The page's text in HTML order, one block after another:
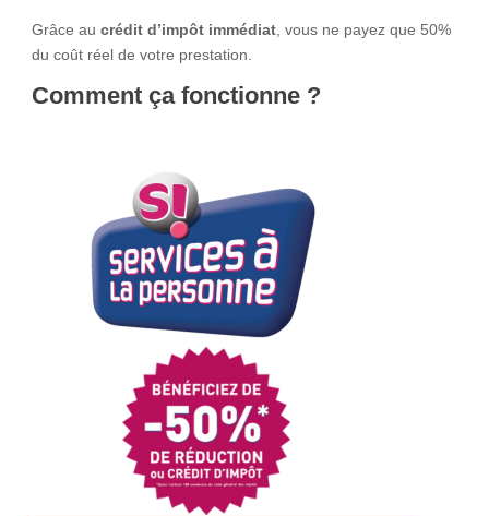
Grâce au crédit d’impôt immédiat, vous ne payez que 50%
du coût réel de votre prestation.
Comment ça fonctionne ?